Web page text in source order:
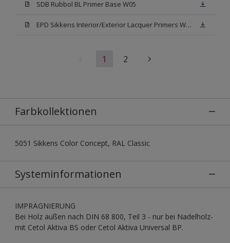
SDB Rubbol BL Primer Base W05
EPD Sikkens Interior/Exterior Lacquer Primers Waterbased
1 2
Farbkollektionen
5051 Sikkens Color Concept, RAL Classic
Systeminformationen
IMPRÄGNIERUNG
Bei Holz außen nach DIN 68 800, Teil 3 - nur bei Nadelholz-
mit Cetol Aktiva BS oder Cetol Aktiva Universal BP.